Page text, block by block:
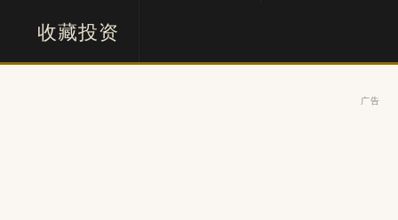
收藏投资
广告